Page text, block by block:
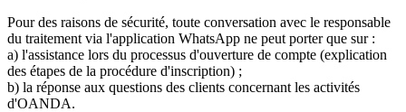
Pour des raisons de sécurité, toute conversation avec le responsable
du traitement via l'application WhatsApp ne peut porter que sur :
a) l'assistance lors du processus d'ouverture de compte (explication
des étapes de la procédure d'inscription) ;
b) la réponse aux questions des clients concernant les activités
d'OANDA.